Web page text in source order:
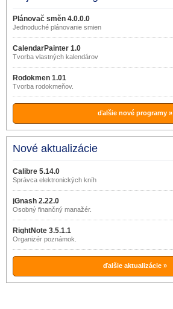
Plánovač směn 4.0.0.0
Jednoduché plánovanie smien
CalendarPainter 1.0
Tvorba vlastných kalendárov
Rodokmen 1.01
Tvorba rodokmeňov.
ďalšie nové programy »
Nové aktualizácie
Calibre 5.14.0
Správca elektronických kníh
jGnash 2.22.0
Osobný finančný manažér.
RightNote 3.5.1.1
Organizér poznámok.
ďalšie aktualizácie »